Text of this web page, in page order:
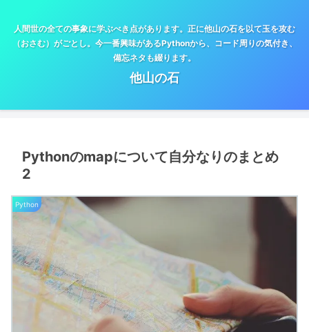
人間世の全ての事象に学ぶべき点があります。正に他山の石を以て玉を攻む
（おさむ）がごとし。今一番興味があるPythonから、コード周りの気付き、
備忘ネタも綴ります。
他山の石
Pythonのmapについて自分なりのまとめ
2
Python